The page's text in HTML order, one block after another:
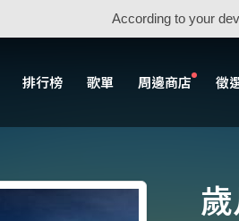
According to your
排行榜 歌單 周邊商店 徵